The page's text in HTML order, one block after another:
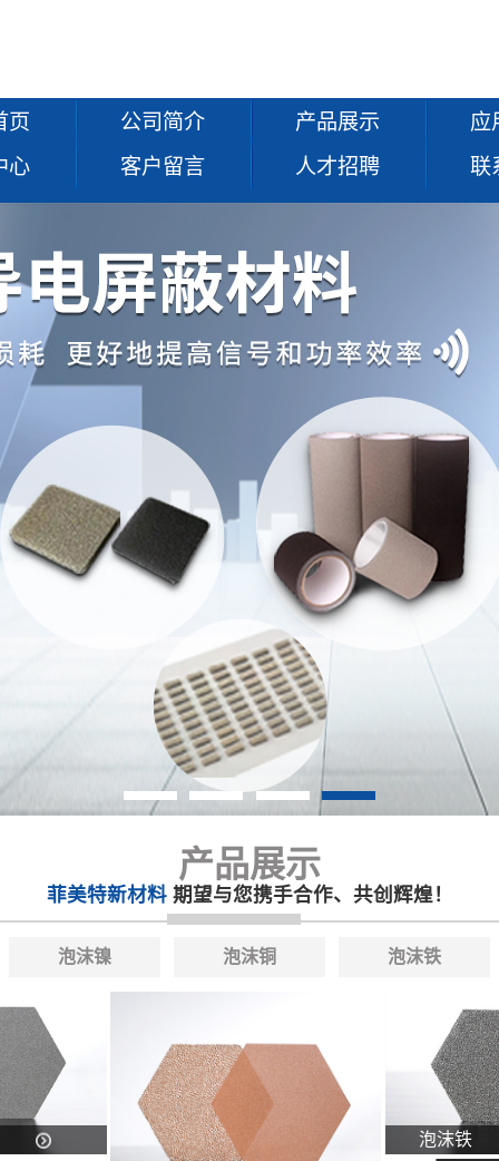
页 公司简介 产品展示
应
心
客户留言 人才招聘 联
产品展示
菲美特新材料 期望与您携手合作、共创辉煌！
泡沫镍 泡沫铜 泡沫铁
泡沫铁